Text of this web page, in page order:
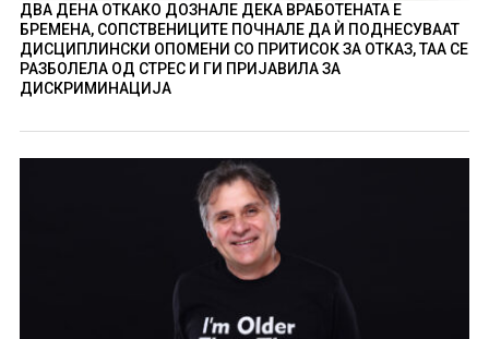
ДВА ДЕНА ОТКАКО ДОЗНАЛЕ ДЕКА ВРАБОТЕНАТА Е
БРЕМЕНА, СОПСТВЕНИЦИТЕ ПОЧНАЛЕ ДА Ѝ ПОДНЕСУВААТ
ДИСЦИПЛИНСКИ ОПОМЕНИ СО ПРИТИСОК ЗА ОТКАЗ, ТАА СЕ
РАЗБОЛЕЛА ОД СТРЕС И ГИ ПРИЈАВИЛА ЗА
ДИСКРИМИНАЦИЈА